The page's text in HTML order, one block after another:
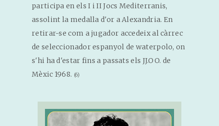
participa en els I i II Jocs Mediterranis,
assolint la medalla d'or a Alexandria. En
retirar-se com a jugador accedeix al càrrec
de seleccionador espanyol de waterpolo, on
s'hi ha d'estar fins a passats els JJ.OO. de
Mèxic 1968. (6)